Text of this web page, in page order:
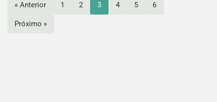
« Anterior 1 2 3 4 5 6
Próximo »